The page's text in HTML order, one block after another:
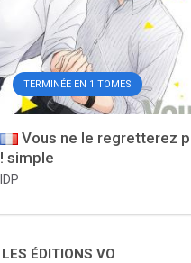
TERMINÉE EN 1 TOMES
Vous ne le regretterez
! simple
IDP
LES ÉDITIONS VO